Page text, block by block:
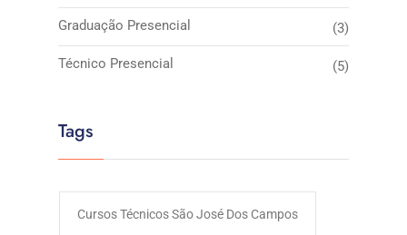
Graduação Presencial (3)
Técnico Presencial (5)
Tags
Cursos Técnicos São José Dos Campos